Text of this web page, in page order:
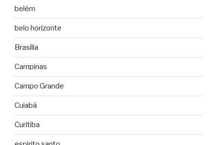
belém
belo horizonte
Brasília
Campinas
Campo Grande
Cuiabá
Curitiba